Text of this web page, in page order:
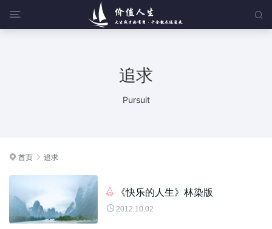
 
追求
Pursuit
 首页  追求
 《快乐的人生》林染版
 2012.10.02